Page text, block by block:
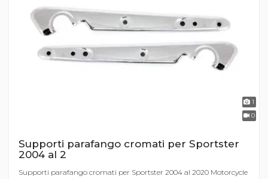
1
0
Supporti parafango cromati per Sportster
2004 al 2
Supporti parafango cromati per Sportster 2004 al 2020 Motorcycle